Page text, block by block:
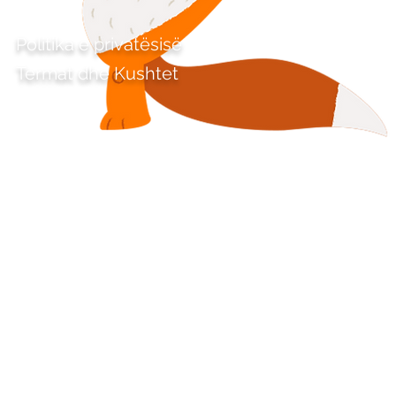
Politika e privatësisë
Termat dhe Kushtet